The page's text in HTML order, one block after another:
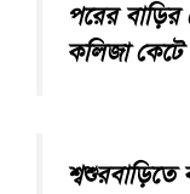
পরের
কলিজা কেটে